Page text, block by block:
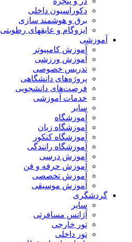
دکوراسیون داخلی
برق و هوشمند سازی
ایزوگام و عایقهای رطوبتی
آموزشی
آموزش کامپیوتر
آموزش ورزشی
تدریس خصوصی
پروژه‌های دانشگاهی
فرصت‌های دانشجویی
خدمات آموزشی
سایر
آموزشگاه
آموزشگاه زبان
آموزشگاه کنکور
آموزشگاه رانندگی
آموزش درسی
آموزش حرفه و فن
آموزش تخصصی
آموزش موسیقی
گردشگری
سایر
آژانس مسافرتی
تور خارجی
تور داخلی